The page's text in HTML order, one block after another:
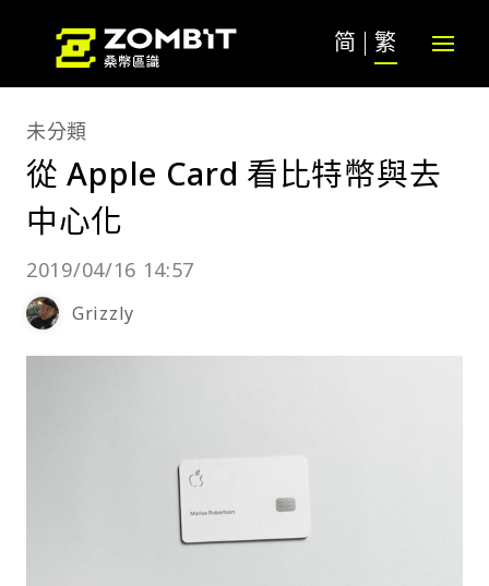
简 繁
未分類
從 Apple Card 看比特幣與去
中心化
2019/04/16 14:57
Grizzly